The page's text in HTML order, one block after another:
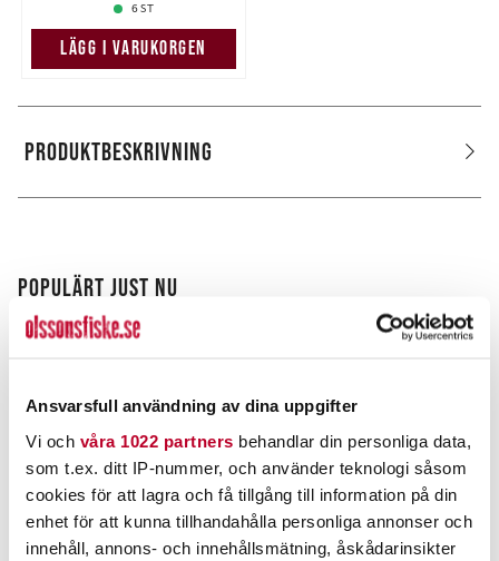
Ansvarsfull användning av dina uppgifter
Vi och våra 1022 partners behandlar din personliga data,
som t.ex. ditt IP-nummer, och använder teknologi såsom
cookies för att lagra och få tillgång till information på din
enhet för att kunna tillhandahålla personliga annonser och
innehåll, annons- och innehållsmätning, åskådarinsikter
6 ST
LÄGG I VARUKORGEN
PRODUKTBESKRIVNING
POPULÄRT JUST NU
BERKLEY KARIKKO